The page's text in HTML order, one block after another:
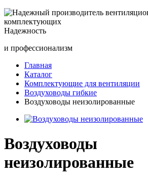
Надежность
и профессионализм
Главная
Каталог
Комплектующие для вентиляции
Воздуховоды гибкие
Воздуховоды неизолированные
Воздуховоды
неизолированные